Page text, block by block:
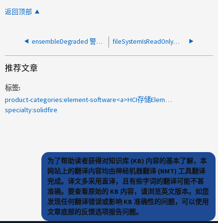
返回顶部
ensembleDegraded 警报在检测到后不久从 "Quorum Loss" 更改为 "degraded" fileSystemIsReadOnly警报出现、并在一分钟内解决
推荐文章
标签
product-categories:element-software<a>HCI存储Element OS</a><a>SolidFire Element软件</a><a>失败SpacedToFull</a><a>分区服务正在使用</a>
specialty:solidfire
为了帮助读者获得对知识库 (KB) 内容的基本了解，本
网站上的翻译内容均由神经机器翻译 (NMT) 工具翻译
完成。译文多采用直译，且有些字词的翻译可能不甚
准确。要查看原始的 KB 内容，请浏览英文版本。如您
发现任何翻译错误或影响 KB 准确性的问题，可以使用
文章底部的反馈选项报告问题。